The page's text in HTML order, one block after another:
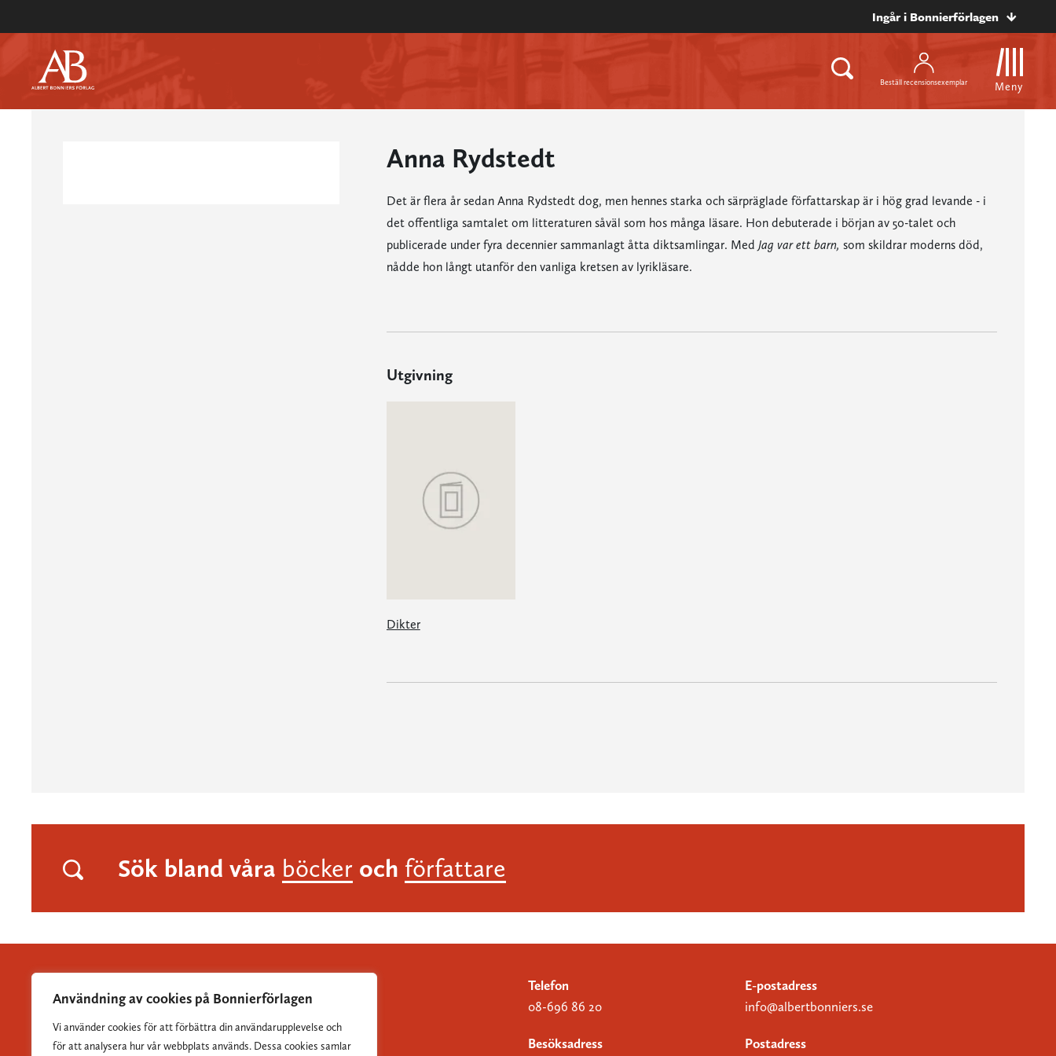
Användning av cookies på Bonnierförlagen
Vi använder cookies för att förbättra din användarupplevelse och
för att analysera hur vår webbplats används. Dessa cookies samlar
Ingår i Bonnierförlagen
Beställ recensionsexemplar Meny
Anna Rydstedt
Det är flera år sedan Anna Rydstedt dog, men hennes starka och särpräglade författarskap är i hög grad levande - i
det offentliga samtalet om litteraturen såväl som hos många läsare. Hon debuterade i början av 50-talet och
publicerade under fyra decennier sammanlagt åtta diktsamlingar. Med Jag var ett barn, som skildrar moderns död,
nådde hon långt utanför den vanliga kretsen av lyrikläsare.
Utgivning
Dikter
Sök bland våra böcker och författare
Albert Bonniers Förlag grundades 1837 och är Sveriges
Telefon
08-696 86 20
E-postadress
info@albertbonniers.se
Besöksadress Postadress